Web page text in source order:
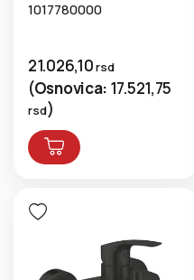
1017780000
21.026,10rsd
(Osnovica: 17.521,75
rsd)